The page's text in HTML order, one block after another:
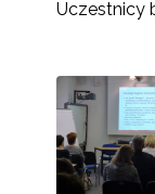
Uczestnicy